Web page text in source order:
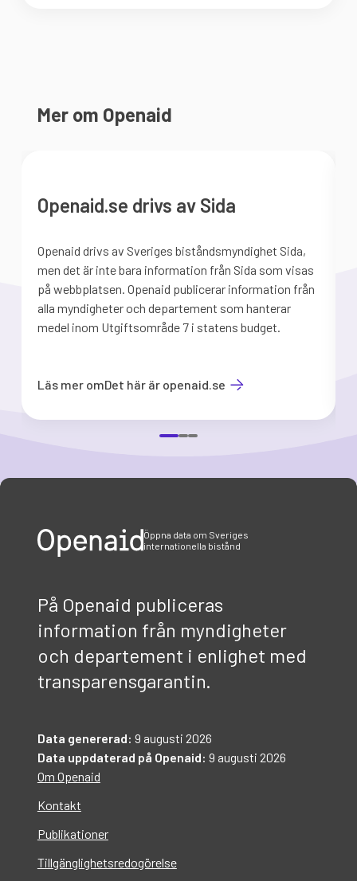
Mer om Openaid
Openaid.se drivs av Sida
Openaid drivs av Sveriges biståndsmyndighet Sida,
men det är inte bara information från Sida som visas
på webbplatsen. Openaid publicerar information från
alla myndigheter och departement som hanterar
medel inom Utgiftsområde 7 i statens budget.
Läs mer omDet här är openaid.se
Öppna data om Sveriges
internationella bistånd
På Openaid publiceras
information från myndigheter
och departement i enlighet med
transparensgarantin.
Data genererad: 9 augusti 2026
Data uppdaterad på Openaid: 9 augusti 2026
Om Openaid
Kontakt
Publikationer
Tillgänglighetsredogörelse